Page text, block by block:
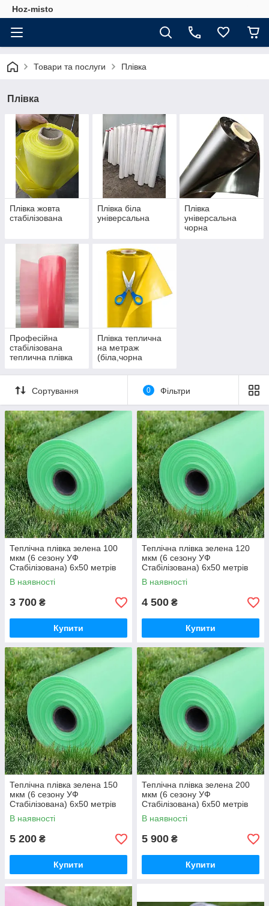
Hoz-misto
Товари та послуги Плівка
Плівка
Плівка жовта
стабілізована
Плівка біла
універсальна
Плівка
універсальна
чорна
Професійна
стабілізована
теплична плівка
Плівка теплична
на метраж
(біла,чорна
Сортування 0 Фільтри
Теплічна плівка зелена 100
мкм (6 сезону УФ
Стабілізована) 6х50 метрів
В наявності
3 700 ₴
Купити
Теплічна плівка зелена 120
мкм (6 сезону УФ
Стабілізована) 6х50 метрів
В наявності
4 500 ₴
Купити
Теплічна плівка зелена 150
мкм (6 сезону УФ
Стабілізована) 6х50 метрів
В наявності
5 200 ₴
Купити
Теплічна плівка зелена 200
мкм (6 сезону УФ
Стабілізована) 6х50 метрів
В наявності
5 900 ₴
Купити